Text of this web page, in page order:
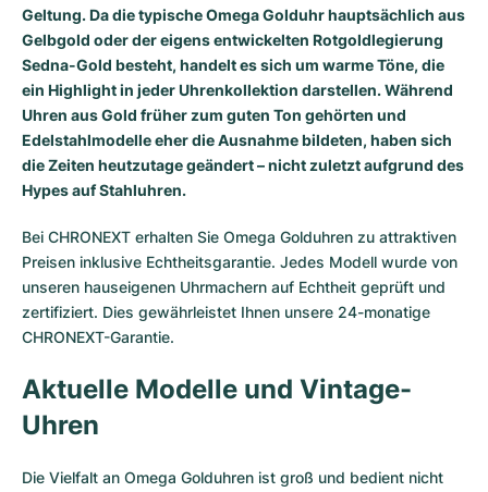
Geltung. Da die typische Omega Golduhr hauptsächlich aus
Gelbgold oder der eigens entwickelten Rotgoldlegierung
Sedna-Gold besteht, handelt es sich um warme Töne, die
ein Highlight in jeder Uhrenkollektion darstellen. Während
Uhren aus Gold früher zum guten Ton gehörten und
Edelstahlmodelle eher die Ausnahme bildeten, haben sich
die Zeiten heutzutage geändert – nicht zuletzt aufgrund des
Hypes auf Stahluhren.
Bei CHRONEXT erhalten Sie Omega Golduhren zu attraktiven
Preisen inklusive Echtheitsgarantie. Jedes Modell wurde von
unseren hauseigenen Uhrmachern auf Echtheit geprüft und
zertifiziert. Dies gewährleistet Ihnen unsere 24-monatige
CHRONEXT-Garantie.
Aktuelle Modelle und Vintage-
Uhren
Die Vielfalt an Omega Golduhren ist groß und bedient nicht